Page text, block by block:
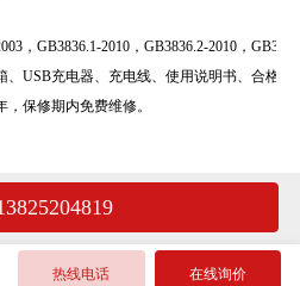
，GB3836.1-2010，GB3836.2-2010，
、USB充电器、充电线、使用说明书、合格证
，保修期内免费维修。
热线电话 在线询价